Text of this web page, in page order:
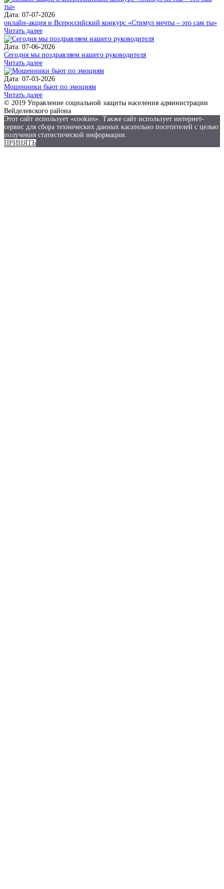
Дата: 07-07-2026
онлайн-акция и Всероссийский конкурс «Стимул мечты – это сам ты»
Читать далее
Дата: 07-06-2026
Сегодня мы поздравляем нашего руководителя
Читать далее
Дата: 07-03-2026
Мошенники бьют по эмоциям
Читать далее
© 2019 Управление социальной защиты населения администрации
Вейделевского района
Этот сайт использует «cookies». Также сайт использует интернет-
сервис для сбора технических данных касательно посетителей с целью
получения статистической информации.
ПРИНЯТЬ